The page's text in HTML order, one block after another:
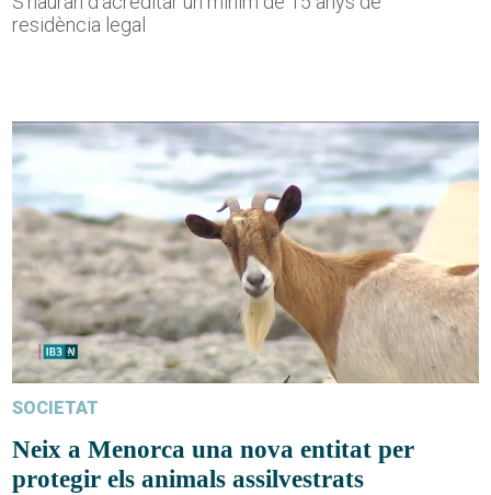
residència legal
SOCIETAT
Neix a Menorca una nova entitat per
protegir els animals assilvestrats